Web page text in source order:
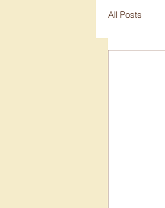
All Posts